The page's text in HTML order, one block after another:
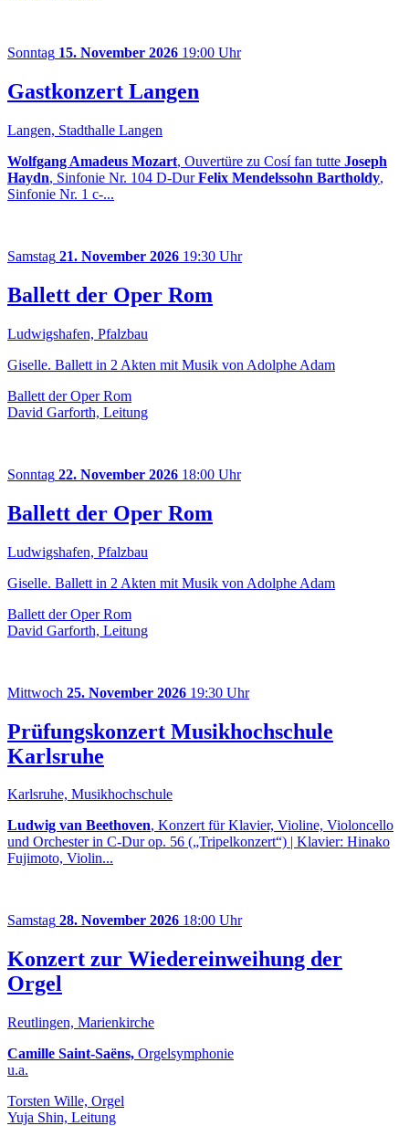
Sonntag 15. November 2026 19:00 Uhr
Gastkonzert Langen
Langen, Stadthalle Langen
Wolfgang Amadeus Mozart, Ouvertüre zu Cosí fan tutte Joseph
Haydn, Sinfonie Nr. 104 D-DurFelix Mendelssohn Bartholdy,
Sinfonie Nr. 1 c-...
Samstag 21. November 2026 19:30 Uhr
Ballett der Oper Rom
Ludwigshafen, Pfalzbau
Giselle. Ballett in 2 Akten mit Musik von Adolphe Adam
Ballett der Oper Rom
David Garforth, Leitung
Sonntag 22. November 2026 18:00 Uhr
Ballett der Oper Rom
Ludwigshafen, Pfalzbau
Giselle. Ballett in 2 Akten mit Musik von Adolphe Adam
Ballett der Oper Rom
David Garforth, Leitung
Mittwoch 25. November 2026 19:30 Uhr
Prüfungskonzert Musikhochschule
Karlsruhe
Karlsruhe, Musikhochschule
Ludwig van Beethoven, Konzert für Klavier, Violine, Violoncello
und Orchester in C-Dur op. 56 („Tripelkonzert“) | Klavier: Hinako
Fujimoto, Violin...
Samstag 28. November 2026 18:00 Uhr
Konzert zur Wiedereinweihung der
Orgel
Reutlingen, Marienkirche
Camille Saint-Saëns, Orgelsymphonie
u.a.
Torsten Wille, Orgel
Yuja Shin, Leitung